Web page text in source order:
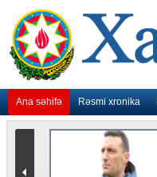
Ana səhifə Rəsmi xronika